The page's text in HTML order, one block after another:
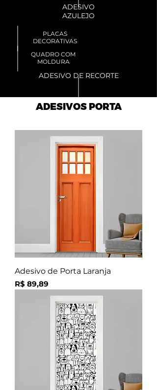
ADESIVO
AZULEJO
PLACAS
DECORATIVAS
QUADRO COM
MOLDURA
ADESIVO DE RECORTE
ADESIVOS PORTA
Adesivo de Porta Laranja
Preço
R$ 89,89